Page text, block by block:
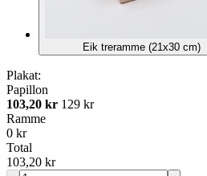
Eik treramme (21x30 cm)
Plakat:
Papillon
103,20 kr 129 kr
Ramme
0 kr
Total
103,20 kr